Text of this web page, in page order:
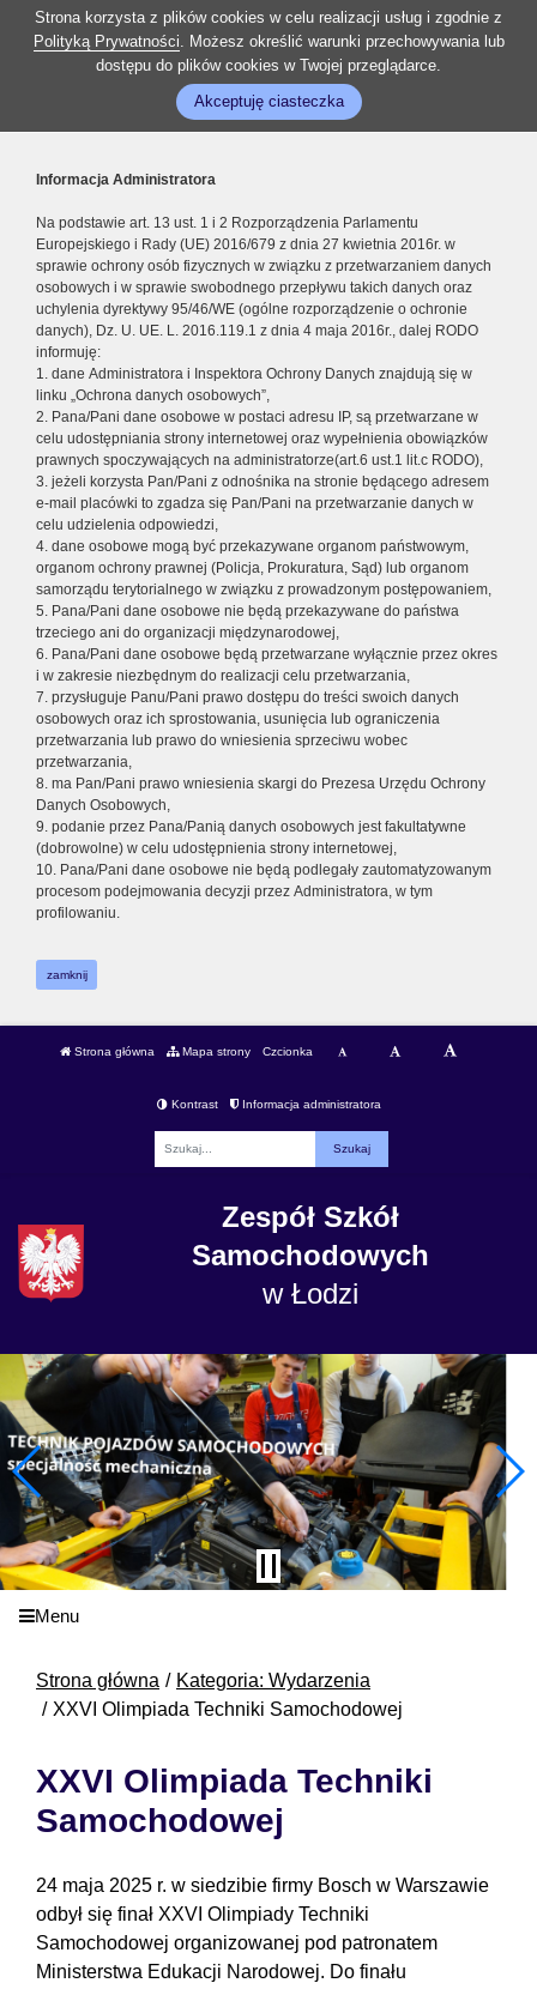
Strona korzysta z plików cookies w celu realizacji usług i zgodnie z
Polityką Prywatności. Możesz określić warunki przechowywania lub
dostępu do plików cookies w Twojej przeglądarce.
Akceptuję ciasteczka
Informacja Administratora
Na podstawie art. 13 ust. 1 i 2 Rozporządzenia Parlamentu
Europejskiego i Rady (UE) 2016/679 z dnia 27 kwietnia 2016r. w
sprawie ochrony osób fizycznych w związku z przetwarzaniem danych
osobowych i w sprawie swobodnego przepływu takich danych oraz
uchylenia dyrektywy 95/46/WE (ogólne rozporządzenie o ochronie
danych), Dz. U. UE. L. 2016.119.1 z dnia 4 maja 2016r., dalej RODO
informuję:
1. dane Administratora i Inspektora Ochrony Danych znajdują się w
linku „Ochrona danych osobowych”,
2. Pana/Pani dane osobowe w postaci adresu IP, są przetwarzane w
celu udostępniania strony internetowej oraz wypełnienia obowiązków
prawnych spoczywających na administratorze(art.6 ust.1 lit.c RODO),
3. jeżeli korzysta Pan/Pani z odnośnika na stronie będącego adresem
e-mail placówki to zgadza się Pan/Pani na przetwarzanie danych w
celu udzielenia odpowiedzi,
4. dane osobowe mogą być przekazywane organom państwowym,
organom ochrony prawnej (Policja, Prokuratura, Sąd) lub organom
samorządu terytorialnego w związku z prowadzonym postępowaniem,
5. Pana/Pani dane osobowe nie będą przekazywane do państwa
trzeciego ani do organizacji międzynarodowej,
6. Pana/Pani dane osobowe będą przetwarzane wyłącznie przez okres
i w zakresie niezbędnym do realizacji celu przetwarzania,
7. przysługuje Panu/Pani prawo dostępu do treści swoich danych
osobowych oraz ich sprostowania, usunięcia lub ograniczenia
przetwarzania lub prawo do wniesienia sprzeciwu wobec
przetwarzania,
8. ma Pan/Pani prawo wniesienia skargi do Prezesa Urzędu Ochrony
Danych Osobowych,
9. podanie przez Pana/Panią danych osobowych jest fakultatywne
(dobrowolne) w celu udostępnienia strony internetowej,
10. Pana/Pani dane osobowe nie będą podlegały zautomatyzowanym
procesom podejmowania decyzji przez Administratora, w tym
profilowaniu.
zamknij
Strona główna Mapa strony Czcionka
Kontrast Informacja administratora
Zespół Szkół
Samochodowych
w Łodzi
Menu
Strona główna
Kategoria: Wydarzenia
XXVI Olimpiada Techniki Samochodowej
XXVI Olimpiada Techniki
Samochodowej
24 maja 2025 r. w siedzibie firmy Bosch w Warszawie
odbył się finał XXVI Olimpiady Techniki
Samochodowej organizowanej pod patronatem
Ministerstwa Edukacji Narodowej. Do finału